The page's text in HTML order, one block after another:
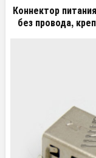
Коннектор
без провода,